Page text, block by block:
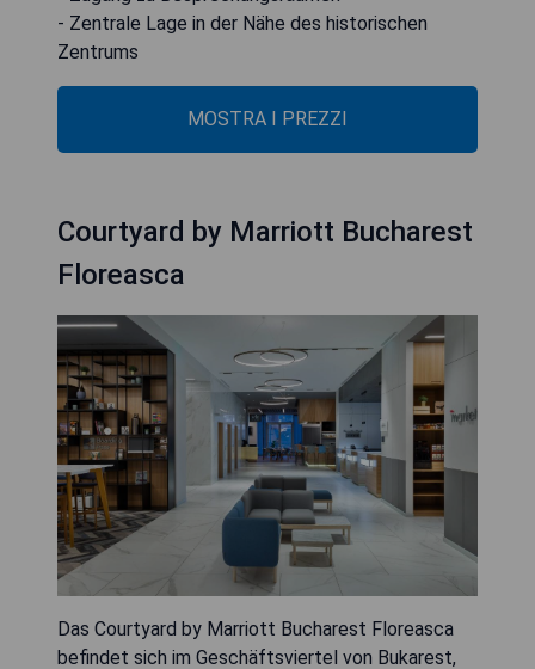
- Zentrale Lage in der Nähe des historischen
Zentrums
MOSTRA I PREZZI
Courtyard by Marriott Bucharest
Floreasca
Das Courtyard by Marriott Bucharest Floreasca
befindet sich im Geschäftsviertel von Bukarest,